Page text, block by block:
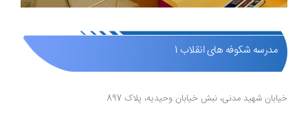
مدرسه شکوفه های انقلاب 1
خیابان شهید مدنی، نبش خیابان وحیدیه، پلاک 897